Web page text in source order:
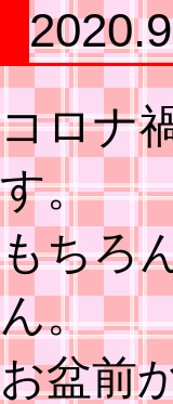
コロナ
す。
もちろ
ん。
お盆前